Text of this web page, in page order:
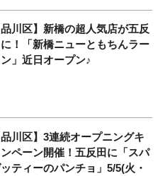
品川区】新橋の超人気店が五反
に！「新橋ニューともちんラー
ン」近日オープン♪
品川区】3連続オープニングキ
ンペーン開催！五反田に「スパ
ティーのパンチョ」5/5(火・